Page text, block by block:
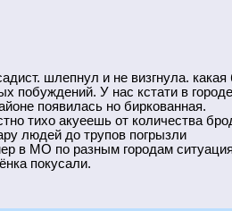
шлепнул и не визгнула. какая
побуждений. У нас кстати в
появилась но биркованная.
тихо акуеешь от количества
людей до трупов погрызли
в МО по разным городам
покусали.